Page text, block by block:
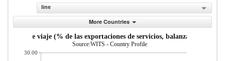
line
More Countries
Servicios de viaje (% de las exportaciones de servicios, balanza de pagos)
Source:WITS - Country Profile
30.00